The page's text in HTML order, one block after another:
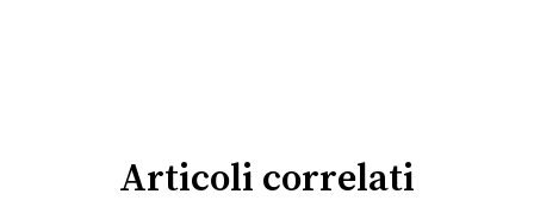
Articoli correlati